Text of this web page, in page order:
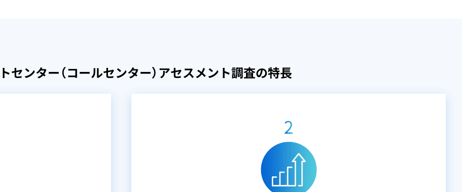
センター（コールセンター）アセスメント調査の特長
2